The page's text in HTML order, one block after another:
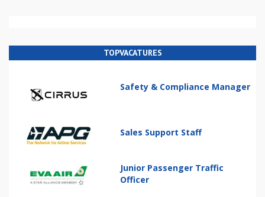
TOPVACATURES
Safety & Compliance Manager
Sales Support Staff
Junior Passenger Traffic
Officer